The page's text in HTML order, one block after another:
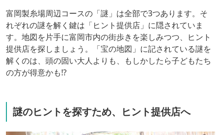
富岡製糸場周辺コースの「謎」は全部で3つあります。そ
れぞれの謎を解く鍵は「ヒント提供店」に隠されていま
す。地図を片手に富岡市内の街歩きを楽しみつつ、ヒント
提供店を探しましょう。「宝の地図」に記されている謎を
解くのは、頭の固い大人よりも、もしかしたら子どもたち
の方が得意かも⁉
謎のヒントを探すため、ヒント提供店へ